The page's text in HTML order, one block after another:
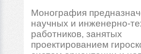
Монография
научных и инженерно-
работников, занятых
проектированием